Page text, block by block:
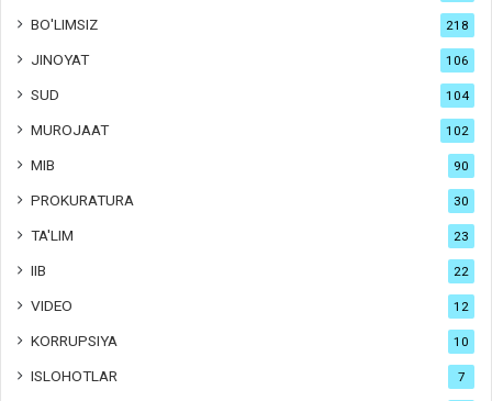
BO'LIMSIZ 218
JINOYAT 106
SUD 104
MUROJAAT 102
MIB 90
PROKURATURA 30
TA'LIM 23
IIB 22
VIDEO 12
KORRUPSIYA 10
ISLOHOTLAR 7